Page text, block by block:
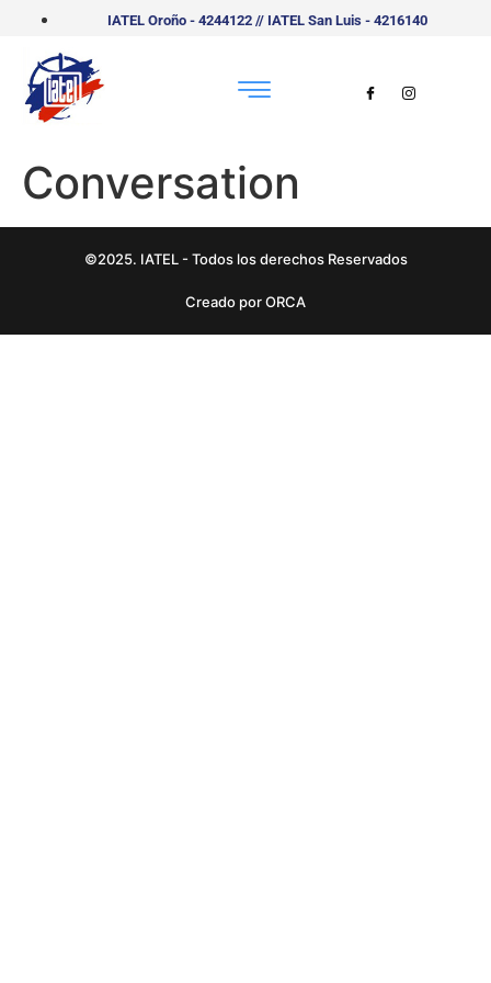
IATEL Oroño - 4244122 // IATEL San Luis - 4216140
Conversation
©2025. IATEL - Todos los derechos Reservados
Creado por ORCA